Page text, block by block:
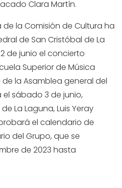
Clara Martín.
de la Comisión de Cultura ha
de San Cristóbal de La
2 de junio el concierto
Superior de Música
la Asamblea general del
sábado 3 de junio,
La Laguna, Luis Yeray
el calendario de
del Grupo, que se
de 2023 hasta